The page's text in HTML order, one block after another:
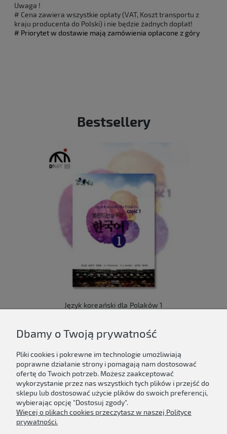
Uwaga !
# Cena zawiera wszystkie opłaty (VAT, Koszt transportu z
kraju producenta do Polski) i nie będzie żadnych dopłat!
# Priorytet w dostawie mają zamówienia opłacone z góry
Bestsellery
Język koreański dla Polaków 1
Do koszyka
Newsletter
Podaj swój adres e-mail, jeżeli chcesz otrzymywać
informacje o nowościach i promocjach.
Dbamy o Twoją prywatność
Pliki cookies i pokrewne im technologie umożliwiają
poprawne działanie strony i pomagają nam dostosować
ofertę do Twoich potrzeb. Możesz zaakceptować
wykorzystanie przez nas wszystkich tych plików i przejść do
sklepu lub dostosować użycie plików do swoich preferencji,
wybierając opcję "Dostosuj zgody".
Więcej o plikach cookies przeczytasz w naszej Polityce
prywatności.